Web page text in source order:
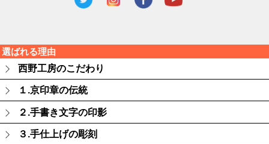
選ばれる理由
西野工房のこだわり
１.京印章の伝統
２.手書き文字の印影
３.手仕上げの彫刻